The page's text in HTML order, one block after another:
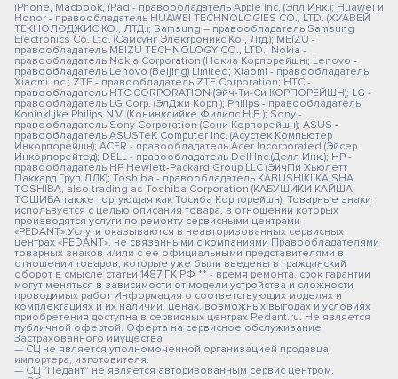
iPhone, Macbook, iPad - правообладатель Apple Inc. (Эпл Инк.); Huawei и
Honor - правообладатель HUAWEI TECHNOLOGIES CO., LTD. (ХУАВЕЙ
ТЕКНОЛОДЖИС КО., ЛТД.); Samsung – правообладатель Samsung
Electronics Co. Ltd. (Самсунг Электроникс Ко., Лтд.); MEIZU -
правообладатель MEIZU TECHNOLOGY CO., LTD.; Nokia -
правообладатель Nokia Corporation (Нокиа Корпорейшн); Lenovo -
правообладатель Lenovo (Beijing) Limited; Xiaomi - правообладатель
Xiaomi Inc.; ZTE - правообладатель ZTE Corporation; HTC -
правообладатель HTC CORPORATION (Эйч-Ти-Си КОРПОРЕЙШН); LG -
правообладатель LG Corp. (ЭлДжи Корп.); Philips - правообладатель
Koninklijke Philips N.V. (Конинклийке Филипс Н.В.); Sony -
правообладатель Sony Corporation (Сони Корпорейшн); ASUS -
правообладатель ASUSTeK Computer Inc. (Асустек Компьютер
Инкорпорейшн); ACER - правообладатель Acer Incorporated (Эйсер
Инкорпорейтед); DELL - правообладатель Dell Inc.(Делл Инк.); HP -
правообладатель HP Hewlett-Packard Group LLC (ЭйчПи Хьюлетт
Паккард Груп ЛЛК); Toshiba - правообладатель KABUSHIKI KAISHA
TOSHIBA, also trading as Toshiba Corporation (КАБУШИКИ КАЙША
ТОШИБА также торгующая как Тосиба Корпорейшн). Товарные знаки
используется с целью описания товара, в отношении которых
производятся услуги по ремонту сервисными центрами
«PEDANT».Услуги оказываются в неавторизованных сервисных
центрах «PEDANT», не связанными с компаниями Правообладателями
товарных знаков и/или с ее официальными представителями в
отношении товаров, которые уже были введены в гражданский
оборот в смысле статьи 1487 ГК РФ ** - время ремонта, срок гарантии
могут меняться в зависимости от модели устройства и сложности
проводимых работ Информация о соответствующих моделях и
комплектациях и их наличии, ценах, возможных выгодах и условиях
приобретения доступна в сервисных центрах Pedant.ru. Не является
публичной офертой. Оферта на сервисное обслуживание
Застрахованного имущества
— СЦ не является уполномоченной организацией продавца,
импортера, изготовителя.
— СЦ "Педант" не является авторизованным сервис центром.